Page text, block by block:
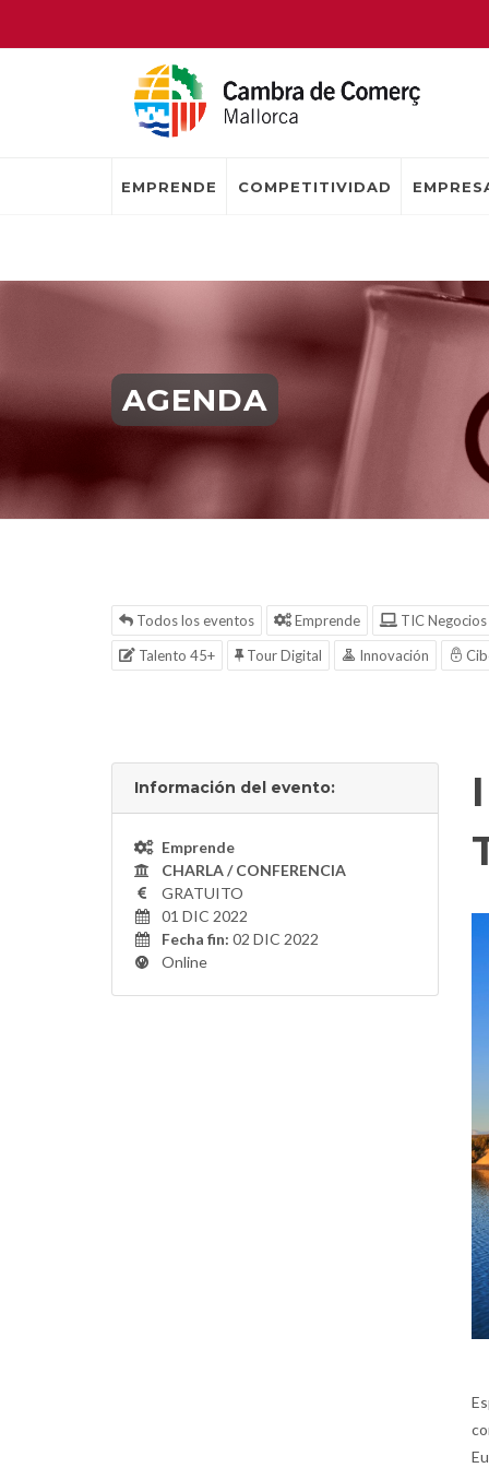
EMPRENDE COMPETITIVIDAD
AGENDA
Todos los eventos Emprende
TIC Negocios
Talento 45+
Tour Digital Innovación
Información del evento:
Emprende
CHARLA / CONFERENCIA
GRATUITO
01 DIC 2022
Fecha fin: 02 DIC 2022
Online